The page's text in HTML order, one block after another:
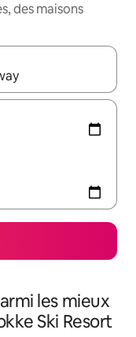
des maisons
les flèches vers le
les mieux
Ski Resort